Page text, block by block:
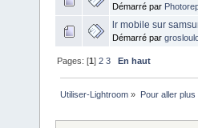
Démarré par
lr mobile sur
Démarré par
Pages: [1]2 3 En haut
Utiliser-Lightroom » Pour aller plus